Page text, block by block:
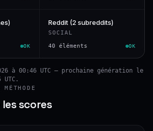
OK
Reddit (2 subreddits)
SOCIAL
40 éléments OK
à 00:46 UTC — prochaine génération le
scores